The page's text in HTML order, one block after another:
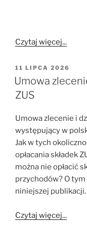
Czytaj więcej...
OPUBLIKOWANE
W
11 LIPCA 2026
Umowa
ZUS
Umowa zlecenie i
występujący w
Jak w tych
opłacania składek
można nie opłacić
przychodów? O
niniejszej publikacji.
Czytaj więcej...